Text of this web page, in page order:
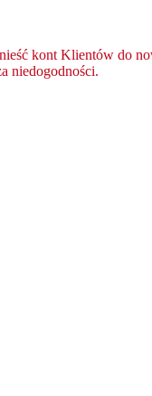
kont Klientów do
niedogodności.